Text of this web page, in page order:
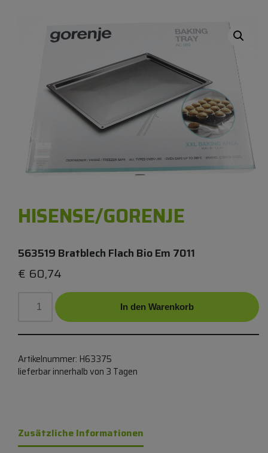
HISENSE/GORENJE
563519 Bratblech Flach Bio Em 7011
€ 60,74
In den Warenkorb
Artikelnummer: H63375
lieferbar innerhalb von 3 Tagen
Zusätzliche Informationen